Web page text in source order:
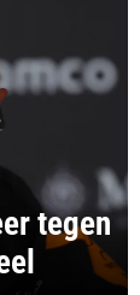
tegen